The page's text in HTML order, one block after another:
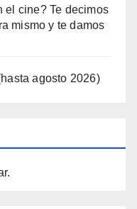
el cine? Te decimos
mismo y te damos
agosto 2026)